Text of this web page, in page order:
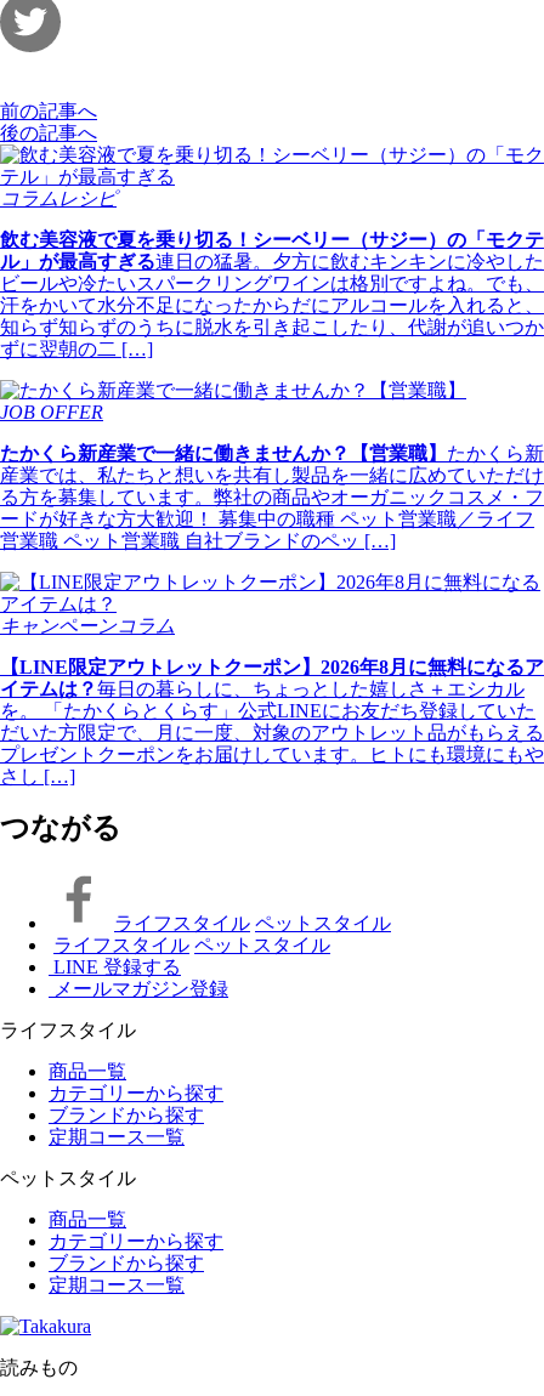
前の記事へ
後の記事へ
コラムレシピ
飲む美容液で夏を乗り切る！シーベリー（サジー）の「モクテ
ル」が最高すぎる連日の猛暑。夕方に飲むキンキンに冷やした
ビールや冷たいスパークリングワインは格別ですよね。でも、
汗をかいて水分不足になったからだにアルコールを入れると、
知らず知らずのうちに脱水を引き起こしたり、代謝が追いつか
ずに翌朝の二 […]
JOB OFFER
たかくら新産業で一緒に働きませんか？【営業職】 たかくら新
産業では、私たちと想いを共有し製品を一緒に広めていただけ
る方を募集しています。弊社の商品やオーガニックコスメ・フ
ードが好きな方大歓迎！ 募集中の職種 ペット営業職／ライフ
営業職 ペット営業職 自社ブランドのペッ […]
キャンペーンコラム
【LINE限定アウトレットクーポン】2026年8月に無料になるア
イテムは？毎日の暮らしに、ちょっとした嬉しさ＋エシカル
を。 「たかくらとくらす」公式LINEにお友だち登録していた
だいた方限定で、月に一度、対象のアウトレット品がもらえる
プレゼントクーポンをお届けしています。ヒトにも環境にもや
さし […]
つながる
ライフスタイル ペットスタイル
ライフスタイル ペットスタイル
LINE 登録する
メールマガジン登録
ライフスタイル
商品一覧
カテゴリーから探す
ブランドから探す
定期コース一覧
ペットスタイル
商品一覧
カテゴリーから探す
ブランドから探す
定期コース一覧
読みもの